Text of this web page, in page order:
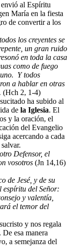
al Espíritu
María en la fiesta
de convertir a los
los creyentes se
un gran ruido
en toda la casa
como de fuego
Y todos
a hablar en otras
(Hch 2, 1-4)
ha subido al
de la Iglesia. El
y la oración, el
del Evangelio
acercando a cada
Defensor, el
vosotros (Jn 14,16)
de Jesé, y de su
espíritu del Señor:
y valentía,
el temor del
y nos regala
esa manera
a semejanza del